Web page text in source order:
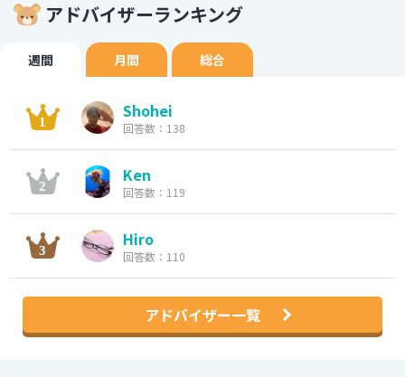
アドバイザーランキング
週間 月間 総合
Shohei
回答数：138
Ken
回答数：119
Hiro
回答数：110
アドバイザー一覧